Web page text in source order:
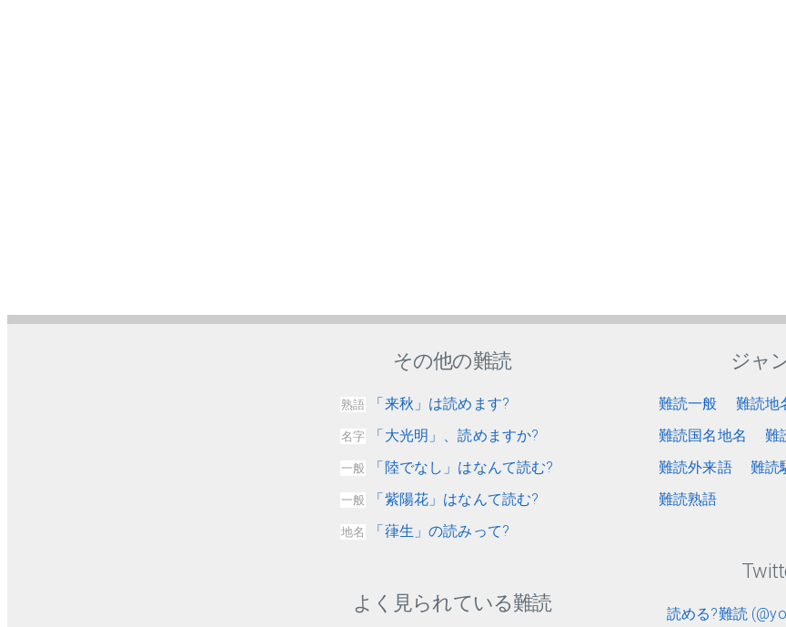
その他の難読
熟語 「来秋」は読めます?
名字 「大光明」、読めますか?
一般 「陸でなし」はなんて読む?
一般 「紫陽花」はなんて読む?
地名 「葎生」の読みって?
よく見られている難読
ジャ
難読一般 難読地
難読国名地名
難
難読外来語
難読
難読熟語
読める?難読